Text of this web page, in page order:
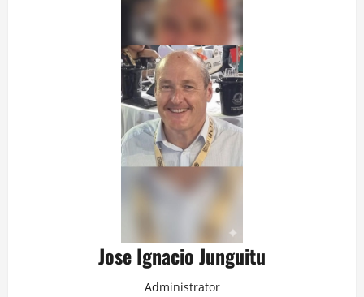
Jose Ignacio Junguitu
Administrator